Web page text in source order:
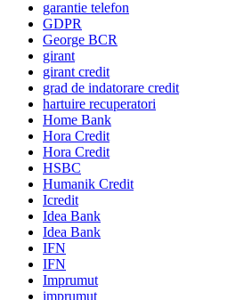
garantie telefon
GDPR
George BCR
girant
girant credit
grad de indatorare credit
hartuire recuperatori
Home Bank
Hora Credit
Hora Credit
HSBC
Humanik Credit
Icredit
Idea Bank
Idea Bank
IFN
IFN
Imprumut
imprumut